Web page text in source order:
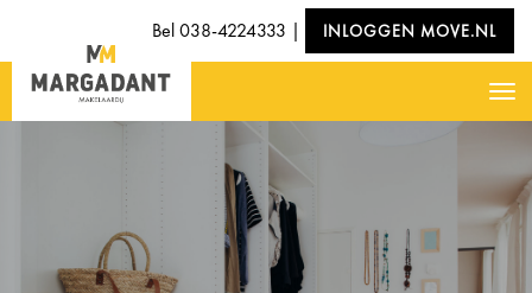
Bel038-4224333 | INLOGGEN MOVE.NL